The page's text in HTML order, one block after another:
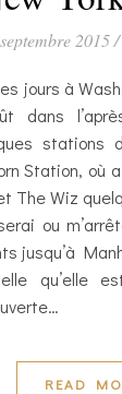
2015 /
dans
Station, où
The Wiz
ou
jusqu’à
qu’elle
READ